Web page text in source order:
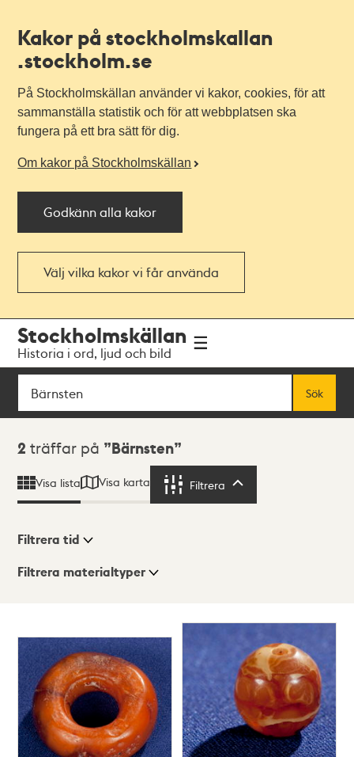
Kakor på stockholmskallan
.stockholm.se
På Stockholmskällan använder vi kakor, cookies, för att
sammanställa statistik och för att webbplatsen ska
fungera på ett bra sätt för dig.
Om kakor på Stockholmskällan
Godkänn alla kakor
Välj vilka kakor vi får använda
navigationen
huvudinnehållet
Stockholmskällan
Historia i ord, ljud och bild
Sök
Sök
Sökresultat
2 träffar på Bärnsten
Visa lista Visa karta Filtrera
Visningsläge
Lista
Karta
Filtrera tid
Filtrera materialtyper